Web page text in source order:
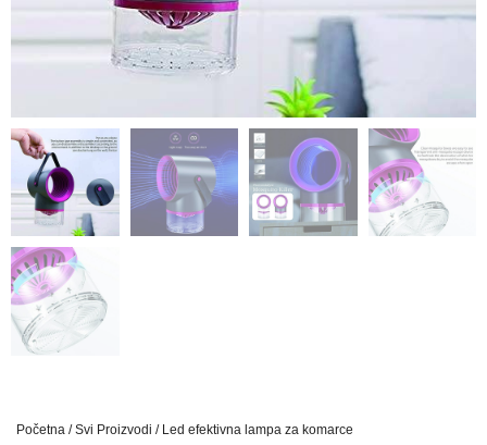
Početna /Svi Proizvodi / Led efektivna lampa za komarce